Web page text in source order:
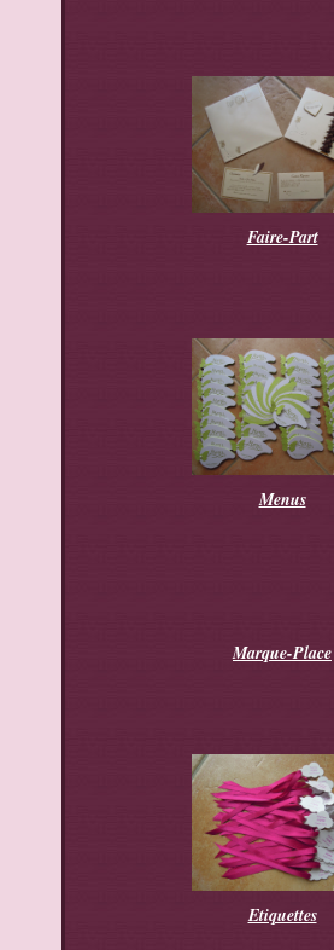
Faire-Part
Menus
Marque-Place
Etiquettes